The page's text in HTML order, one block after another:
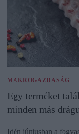
MAKROGAZDASÁG
Egy terméket
minden más
Idén júniusban a